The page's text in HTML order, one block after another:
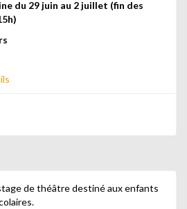
du 29 juin au 2 juillet (fin des
de théâtre destiné aux enfants